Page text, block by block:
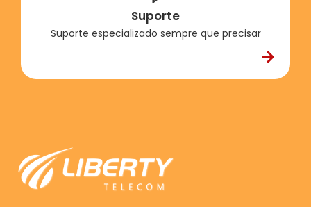
Suporte
Suporte especializado sempre que precisar